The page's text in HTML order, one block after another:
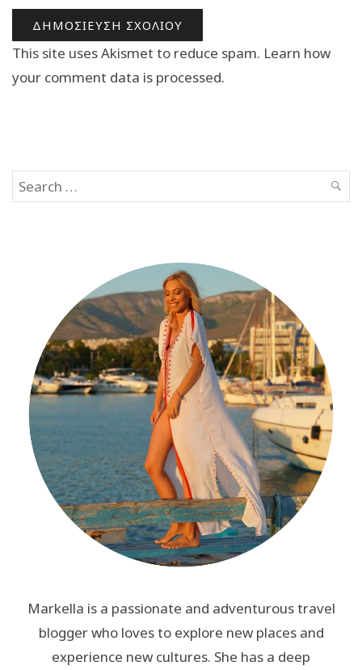
This site uses Akismet to reduce spam. Learn how
your comment data is processed.
Search
for:
Markella is a passionate and adventurous travel
blogger who loves to explore new places and
experience new cultures. She has a deep